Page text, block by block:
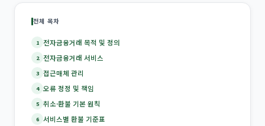
전체 목차
1 전자금융거래 목적 및 정의
2 전자금융거래 서비스
3 접근매체 관리
4 오류 정정 및 책임
5 취소·환불 기본 원칙
6 서비스별 환불 기준표